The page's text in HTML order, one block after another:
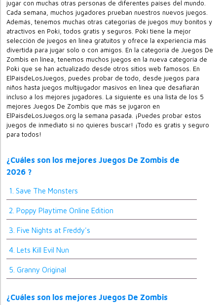
jugar con muchas otras personas de diferentes países del mundo.
Cada semana, muchos jugadores prueban nuestros nuevos juegos.
Además, tenemos muchas otras categorías de juegos muy bonitos y
atractivos en Poki, todos gratis y seguros. Poki tiene la mejor
selección de juegos en línea gratuitos y ofrece la experiencia más
divertida para jugar solo o con amigos. En la categoría de Juegos De
Zombis en línea, tenemos muchos juegos en la nueva categoría de
Poki que se han actualizado desde otros sitios web famosos. En
ElPaisdeLosJuegos, puedes probar de todo, desde juegos para
niños hasta juegos multijugador masivos en línea que desafiarán
incluso a los mejores jugadores. La siguiente es una lista de los 5
mejores Juegos De Zombis que más se jugaron en
ElPaisdeLosJuegos.org la semana pasada. ¡Puedes probar estos
juegos de inmediato si no quieres buscar! ¡Todo es gratis y seguro
para todos!
¿Cuáles son los mejores Juegos De Zombis de
2026 ?
1. Save The Monsters
2. Poppy Playtime Online Edition
3. Five Nights at Freddy's
4. Lets Kill Evil Nun
5. Granny Original
¿Cuáles son los mejores Juegos De Zombis